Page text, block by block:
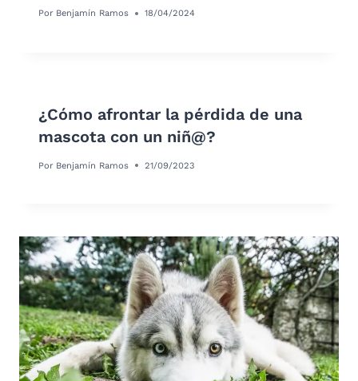
Por Benjamín Ramos 18/04/2024
¿Cómo afrontar la pérdida de una
mascota con un niñ@?
Por Benjamín Ramos 21/09/2023